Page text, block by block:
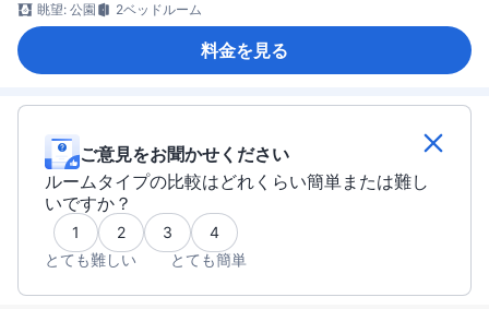
眺望: 公園
2ベッドルーム
料金を見る
ご意見をお聞かせください
ルームタイプの比較はどれくらい簡単または難し
いですか？
1 2 3
4
とても難しい
とても簡単